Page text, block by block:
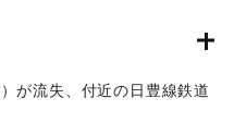
が流失、付近の日豊線鉄道